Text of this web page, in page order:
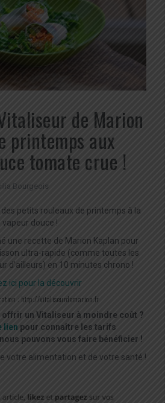
de Marion
printemps aux
tomate crue !
Bourgeois
petits rouleaux de printemps à la
vapeur douce !
une recette de Marion Kaplan pour
ultra-rapide (comme toutes les
d’ailleurs) en 10 minutes chrono !
ici pour la découvrir
: http://vitaliseurdemarion.fr
un Vitaliseur à moindre coût ?
lien pour connaître les tarifs
pouvons vous faire bénéficier !
votre alimentation et de votre santé !